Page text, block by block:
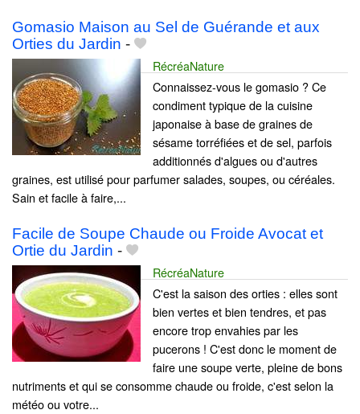
Gomasio Maison au Sel de Guérande et aux
Orties du Jardin -
RécréaNature
Connaissez-vous le gomasio ? Ce
condiment typique de la cuisine
japonaise à base de graines de
sésame torréfiées et de sel, parfois
additionnés d'algues ou d'autres
graines, est utilisé pour parfumer salades, soupes, ou céréales.
Sain et facile à faire,...
Facile de Soupe Chaude ou Froide Avocat et
Ortie du Jardin -
RécréaNature
C'est la saison des orties : elles sont
bien vertes et bien tendres, et pas
encore trop envahies par les
pucerons ! C'est donc le moment de
faire une soupe verte, pleine de bons
nutriments et qui se consomme chaude ou froide, c'est selon la
météo ou votre...